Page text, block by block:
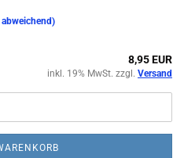
8,95 EUR
inkl. 19% MwSt. zzgl. Versand